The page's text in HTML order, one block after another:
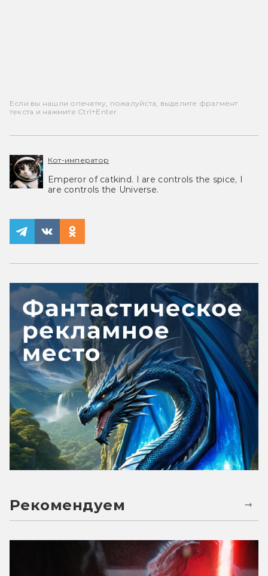
Если вы нашли опечатку, пожалуйста, выделите фрагмент
текста и нажмите Ctrl+Enter.
Кот-император
Emperor of catkind. I are controls the spice, I
are controls the Universe.
Рекомендуем